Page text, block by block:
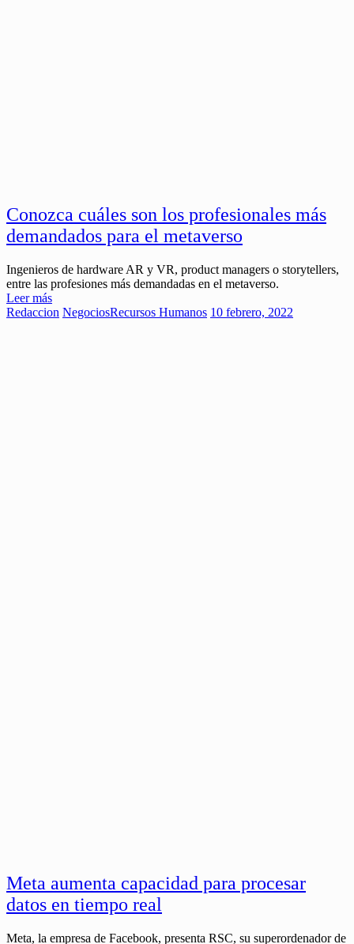
Conozca cuáles son los profesionales más
demandados para el metaverso
Ingenieros de hardware AR y VR, product managers o storytellers,
entre las profesiones más demandadas en el metaverso.
Leer más
Redaccion NegociosRecursos Humanos 10 febrero, 2022
Meta aumenta capacidad para procesar
datos en tiempo real
Meta, la empresa de Facebook, presenta RSC, su superordenador de